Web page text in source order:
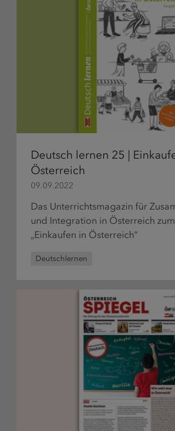
Deutsch lernen 25 |
Österreich
09.09.2022
Das Unterrichtsmagazin für
und Integration in Österreich
„Einkaufen in Österreich“
Deutschlernen